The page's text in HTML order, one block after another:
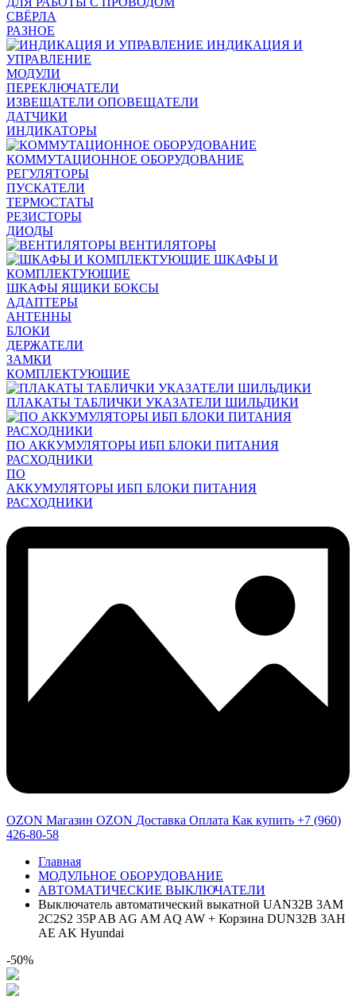
СВЁРЛА
РАЗНОЕ
ИНДИКАЦИЯ И
УПРАВЛЕНИЕ
МОДУЛИ
ПЕРЕКЛЮЧАТЕЛИ
ИЗВЕЩАТЕЛИ ОПОВЕЩАТЕЛИ
ДАТЧИКИ
ИНДИКАТОРЫ
КОММУТАЦИОННОЕ ОБОРУДОВАНИЕ
РЕГУЛЯТОРЫ
ПУСКАТЕЛИ
ТЕРМОСТАТЫ
РЕЗИСТОРЫ
ДИОДЫ
ВЕНТИЛЯТОРЫ
ШКАФЫ И
КОМПЛЕКТУЮЩИЕ
ШКАФЫ ЯЩИКИ БОКСЫ
АДАПТЕРЫ
АНТЕННЫ
БЛОКИ
ДЕРЖАТЕЛИ
ЗАМКИ
КОМПЛЕКТУЮЩИЕ
ПЛАКАТЫ ТАБЛИЧКИ УКАЗАТЕЛИ ШИЛЬДИКИ
ПО АККУМУЛЯТОРЫ ИБП БЛОКИ ПИТАНИЯ
РАСХОДНИКИ
ПО
АККУМУЛЯТОРЫ ИБП БЛОКИ ПИТАНИЯ
РАСХОДНИКИ
OZON Магазин OZON Доставка Оплата Как купить +7 (960)
426-80-58
Главная
МОДУЛЬНОЕ ОБОРУДОВАНИЕ
АВТОМАТИЧЕСКИЕ ВЫКЛЮЧАТЕЛИ
Выключатель автоматический выкатной UAN32B 3AM
2C2S2 35P AB AG AM AQ AW + Корзина DUN32B 3AH
AE AK Hyundai
-50%